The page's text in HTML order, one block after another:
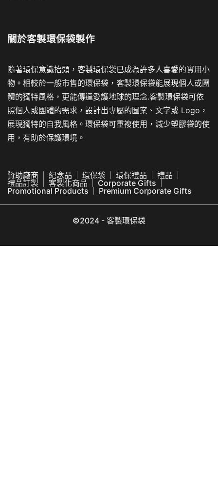
關於客製環保袋製作
隨著環保意識抬頭，客製環保袋已成為許多人喜愛的實用小
物。相較於一般市售的環保袋，客製環保袋能展現個人或團
體的獨特風格，更能傳達愛護地球的理念.客製環保袋可依
照個人或團體的需求，設計出專屬的圖案、文字或 Logo，
展現獨特的自我風格。環保袋可重複使用，減少塑膠袋的使
用，有助於保護環境。
贊助廠商 紀念品 環保袋 環保禮品
禮品
禮品訂製
客製化商品
Corporate Gifts
Promotional Products
Premium Corporate Gifts
©2024 - 客製環保袋